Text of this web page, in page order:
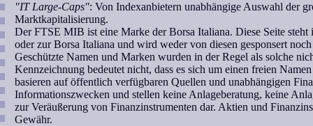
"IT Large-Caps": Von Indexanbietern unabhängige Auswahl der
Marktkapitalisierung.
Der FTSE MIB ist eine Marke der Borsa Italiana. Diese Seite
oder zur Borsa Italiana und wird weder von diesen gesponsert
Geschützte Namen und Marken wurden in der Regel als solche
Kennzeichnung bedeutet nicht, dass es sich um einen freien
basieren auf öffentlich verfügbaren Quellen und unabhängigen
Informationszwecken und stellen keine Anlageberatung, keine
zur Veräußerung von Finanzinstrumenten dar. Aktien und
Gewähr.